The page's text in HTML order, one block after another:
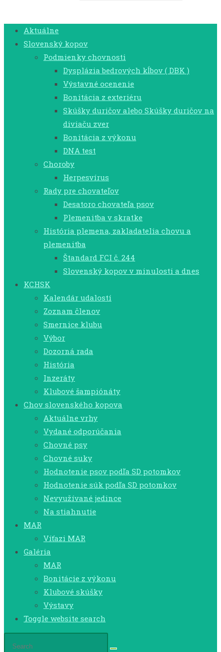
Aktuálne
Slovenský kopov
Podmienky chovnosti
Dysplázia bedrových kĺbov ( DBK )
Výstavné ocenenie
Bonitácia z exteriéru
Skúšky duričov alebo Skúšky duričov na
diviaču zver
Bonitácia z výkonu
DNA test
Choroby
Herpesvírus
Rady pre chovateľov
Desatoro chovateľa psov
Plemenitba v skratke
História plemena, zakladatelia chovu a
plemenitba
Štandard FCI č. 244
Slovenský kopov v minulosti a dnes
KCHSK
Kalendár udalostí
Zoznam členov
Smernice klubu
Výbor
Dozorná rada
História
Inzeráty
Klubové šampiónáty
Chov slovenského kopova
Aktuálne vrhy
Vydané odporúčania
Chovné psy
Chovné suky
Hodnotenie psov podľa SD potomkov
Hodnotenie súk podľa SD potomkov
Nevyužívané jedince
Na stiahnutie
MAR
Víťazi MAR
Galéria
MAR
Bonitácie z výkonu
Klubové skúšky
Výstavy
Toggle website search